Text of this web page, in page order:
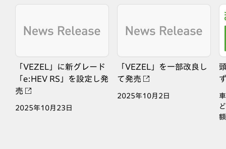
「VEZEL」に新グレード
「e:HEV RS」を設定し発
売
2025年10月23日
「VEZEL」を一部改良し
て発売
2025年10月2日